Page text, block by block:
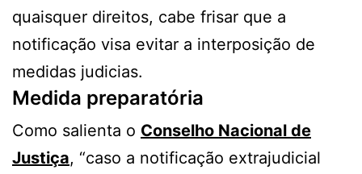
quaisquer direitos, cabe frisar que a
notificação visa evitar a interposição de
medidas judicias.
Medida preparatória
Como salienta o Conselho Nacional de
Justiça, “caso a notificação extrajudicial